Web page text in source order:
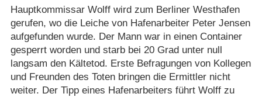
Hauptkommissar Wolff wird zum Berliner Westhafen
gerufen, wo die Leiche von Hafenarbeiter Peter Jensen
aufgefunden wurde. Der Mann war in einen Container
gesperrt worden und starb bei 20 Grad unter null
langsam den Kältetod. Erste Befragungen von Kollegen
und Freunden des Toten bringen die Ermittler nicht
weiter. Der Tipp eines Hafenarbeiters führt Wolff zu